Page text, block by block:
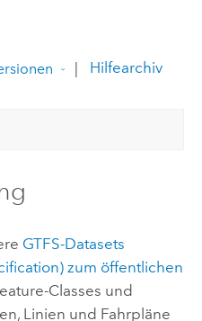
| Hilfearchiv
GTFS-Datasets
zum öffentlichen
Classes und
Linien und Fahrpläne